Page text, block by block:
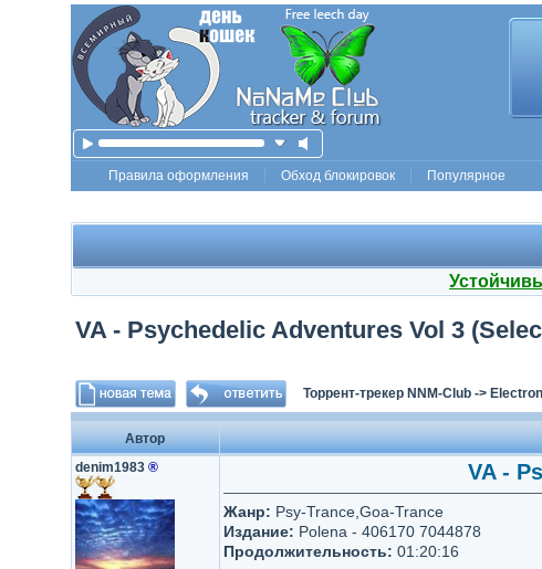
Правила оформления Обход блокировок Популярное
VA - Psychedelic Adventures Vol 3
Торрент-трекер NNM-Club->
Автор
denim1983 ® VA -
Жанр: Psy-Trance,Goa-Trance
Издание: Polena - 406170 7044878
Продолжительность: 01:20:16